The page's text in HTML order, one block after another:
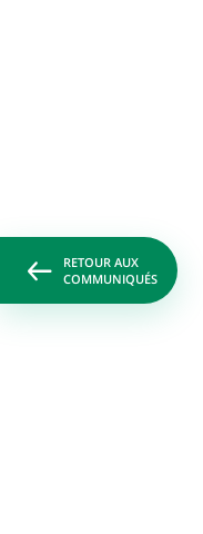
RETOUR AUX
COMMUNIQUÉS